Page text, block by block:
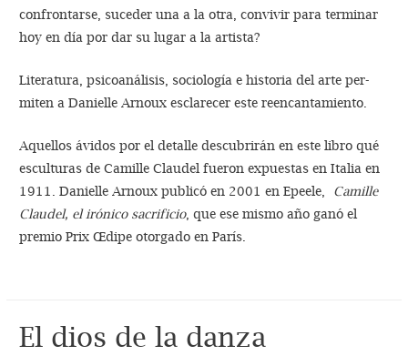
confrontarse, suceder una a la otra, convivir para terminar
hoy en día por dar su lugar a la artista?
Literatura, psicoanálisis, sociología e historia del arte per­
miten a Danielle Arnoux esclarecer este reencantamiento.
Aquellos ávidos por el detalle descubrirán en este libro qué
esculturas de Camille Claudel fueron expuestas en Italia en
1911. Danielle Arnoux publicó en 2001 en Epee­le, Camille
Claudel, el irónico sacrificio, que ese mismo año ganó el
premio Prix Œdipe otorgado en París.
El dios de la danza